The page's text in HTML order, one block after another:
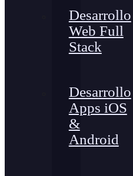
Desarrollo
Web Full
Stack
Desarrollo
Apps iOS
&
Android